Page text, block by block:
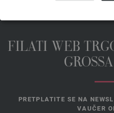
FILATI WEB
PRETPLATITE SE NA
VAUČER